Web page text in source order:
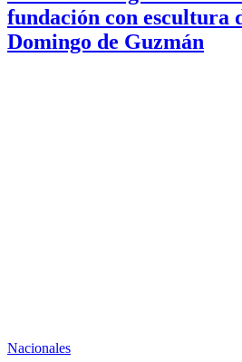
fundación con escultura
Domingo de Guzmán
Nacionales